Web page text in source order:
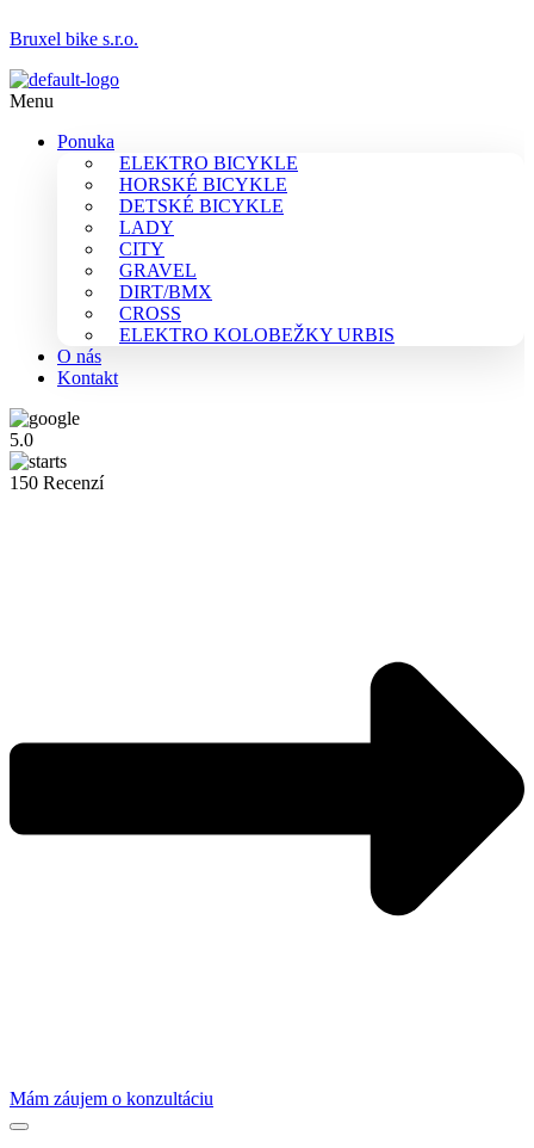
Bruxel bike s.r.o.
Menu
Ponuka
ELEKTRO BICYKLE
HORSKÉ BICYKLE
DETSKÉ BICYKLE
LADY
CITY
GRAVEL
DIRT/BMX
CROSS
ELEKTRO KOLOBEŽKY URBIS
O nás
Kontakt
5.0
150 Recenzí
Mám záujem o konzultáciu